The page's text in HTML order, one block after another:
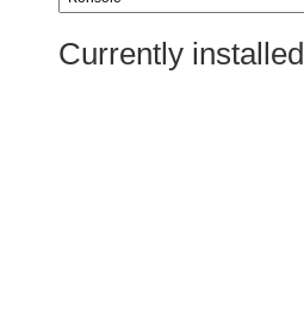
Currently installed